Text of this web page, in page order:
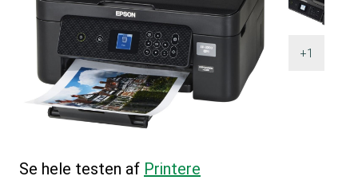
+1
Se hele testen af Printere